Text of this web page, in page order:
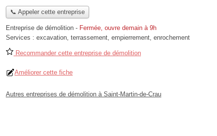
📞 Appeler cette entreprise
Entreprise de démolition - Fermée, ouvre demain à 9h
Services : excavation, terrassement, empierrement, enrochement
Recommander cette entreprise de démolition
Améliorer cette fiche
Autres entreprises de démolition à Saint-Martin-de-Crau